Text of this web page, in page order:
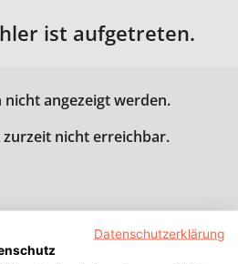
ist aufgetreten.
nicht angezeigt werden.
zurzeit nicht erreichbar.
Datenschutzerklärung